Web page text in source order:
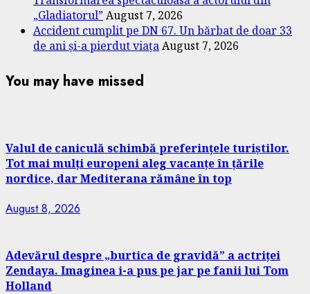
„Gladiatorul”August 7, 2026
Accident cumplit pe DN 67. Un bărbat de doar 33
de ani și-a pierdut viațaAugust 7, 2026
You may have missed
Valul de caniculă schimbă preferințele turiștilor.
Tot mai mulți europeni aleg vacanțe în țările
nordice, dar Mediterana rămâne în top
August 8, 2026
Adevărul despre „burtica de gravidă” a actriței
Zendaya. Imaginea i-a pus pe jar pe fanii lui Tom
Holland